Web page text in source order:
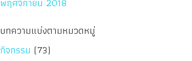
บทความแบ่งตามหมวดหมู่
กิจกรรม (73)